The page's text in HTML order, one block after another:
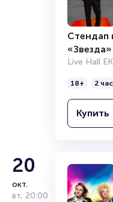
Стендап
«Звезда»
Live Hall
18+ 2
Купить
20
окт.
вт, 20:00